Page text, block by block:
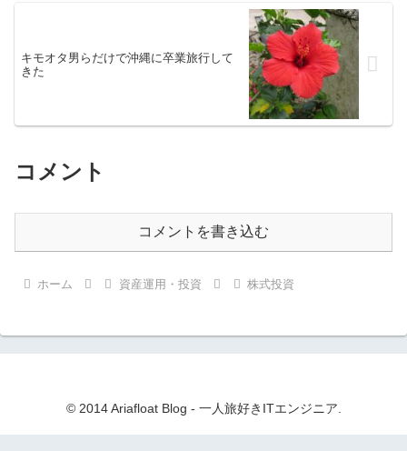
キモオタ男らだけで沖縄に卒業旅行して
きた
コメント
コメントを書き込む
ホーム 資産運用・投資 株式投資
© 2014 Ariafloat Blog ‐ 一人旅好きITエンジニア.